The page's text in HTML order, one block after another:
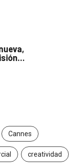
Cannes
creatividad